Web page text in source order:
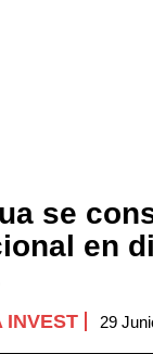
se
en
INVEST 29